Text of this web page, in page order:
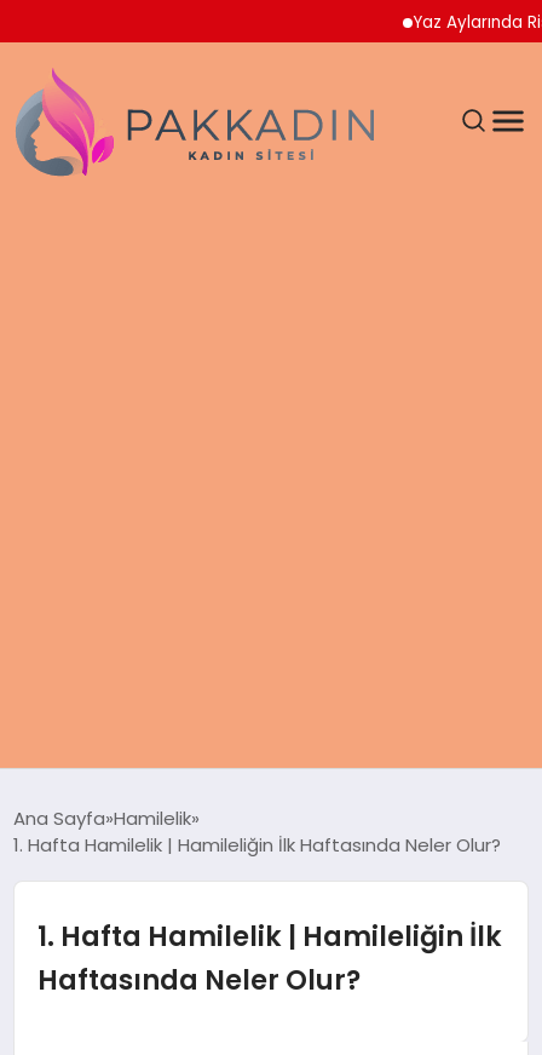
Yaz Aylarında
SAĞLIK
MAGAZIN
Ana Sayfa Hamilelik
1. Hafta Hamilelik | Hamileliğin İlk Haftasında Neler Olur?
1. Hafta Hamilelik | Hamileliğin İlk
Haftasında Neler Olur?